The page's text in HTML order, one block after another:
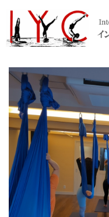
Center